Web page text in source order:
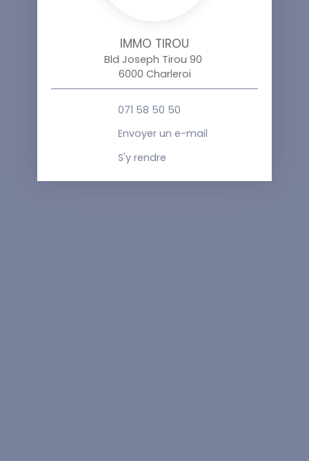
IMMO TIROU
Bld Joseph Tirou 90
6000 Charleroi
071 58 50 50
Envoyer un e-mail
S'y rendre